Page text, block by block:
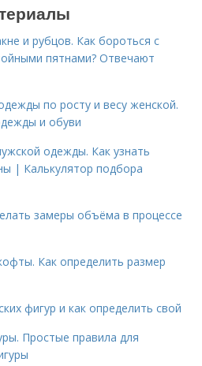
и рубцов. Как бороться с
пятнами? Отвечают
по росту и весу женской.
и обуви
одежды. Как узнать
| Калькулятор подбора
замеры объёма в процессе
Как определить размер
фигур и как определить свой
Простые правила для